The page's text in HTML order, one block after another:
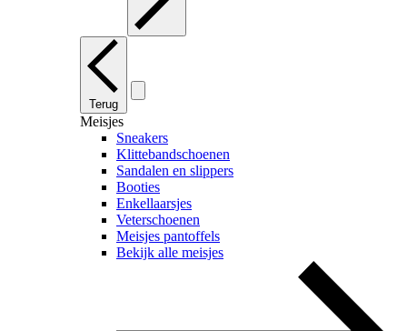
Terug
Meisjes
Sneakers
Klittebandschoenen
Sandalen en slippers
Booties
Enkellaarsjes
Veterschoenen
Meisjes pantoffels
Bekijk alle meisjes